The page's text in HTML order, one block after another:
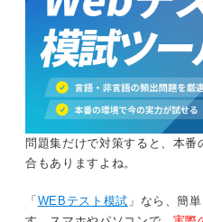
問題集だけで対策すると、本
合もありますよね。
「WEBテスト模試 」なら、簡